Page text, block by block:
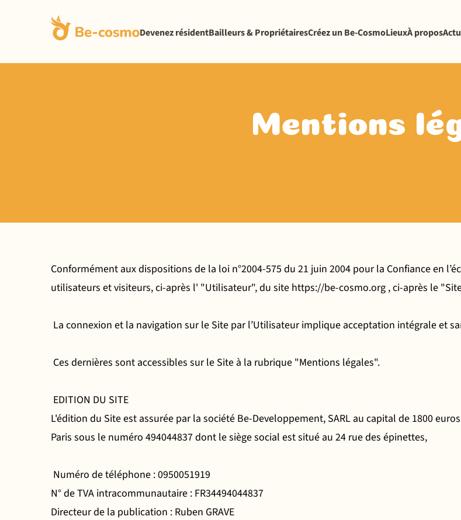
Devenez résidentBailleurs & PropriétairesCréez un Be-CosmoLieuxÀ propos
Mentions
Conformément aux dispositions de la loi n°2004-575 du 21 juin 2004 pour la Confiance en
utilisateurs et visiteurs, ci-après l' "Utilisateur", du site https://be-cosmo.org , ci-après le
La connexion et la navigation sur le Site par l’Utilisateur implique acceptation intégrale et
Ces dernières sont accessibles sur le Site à la rubrique "Mentions légales".
EDITION DU SITE
L'édition du Site est assurée par la société Be-Developpement, SARL au capital de 1800
Paris sous le numéro 494044837 dont le siège social est situé au 24 rue des épinettes,
Numéro de téléphone : 0950051919
N° de TVA intracommunautaire : FR34494044837
Directeur de la publication : Ruben GRAVE